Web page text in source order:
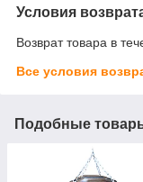
Условия
Возврат товара в
Все условия
Подобные